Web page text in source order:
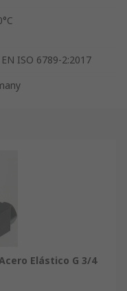
ISO 6789-2:2017
Elástico G 3/4